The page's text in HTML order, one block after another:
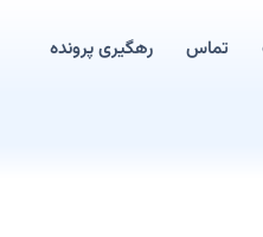
تماس رهگیری پرونده